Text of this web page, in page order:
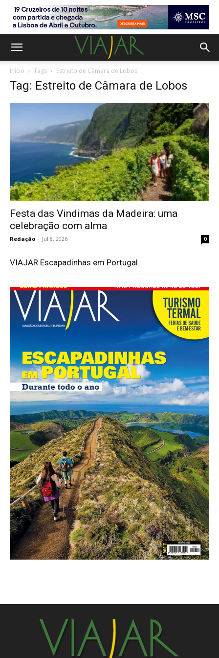
Início Tags Estreito de Câmara de Lobos
Tag: Estreito de Câmara de Lobos
Festa das Vindimas da Madeira: uma
celebração com alma
Redação - Jul 8, 2026 0
VIAJAR Escapadinhas em Portugal